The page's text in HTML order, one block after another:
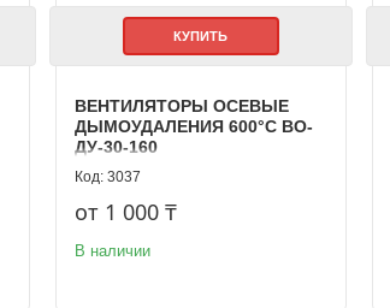
КУПИТЬ
ВЕНТИЛЯТОРЫ ОСЕВЫЕ
ДЫМОУДАЛЕНИЯ 600°C ВО-
ДУ-30-160
3037
от 1 000 ₸
В наличии